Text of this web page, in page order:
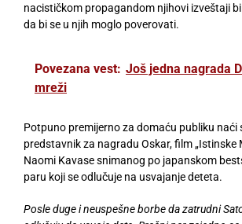
nacističkom propagandom njihovi izveštaji
da bi se u njih moglo poverovati.
Povezana vest: Još jedna nagrada
mreži
Potpuno premijerno za domaću publiku naći
predstavnik za nagradu Oskar, film „Istinske
Naomi Kavase snimanog po japanskom
paru koji se odlučuje na usvajanje deteta.
Posle duge i neuspešne borbe da zatrudni